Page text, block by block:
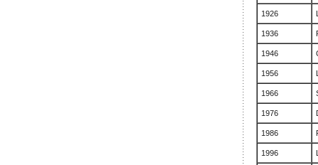
1926
1936
1946
1956
1966
1976
1986
1996